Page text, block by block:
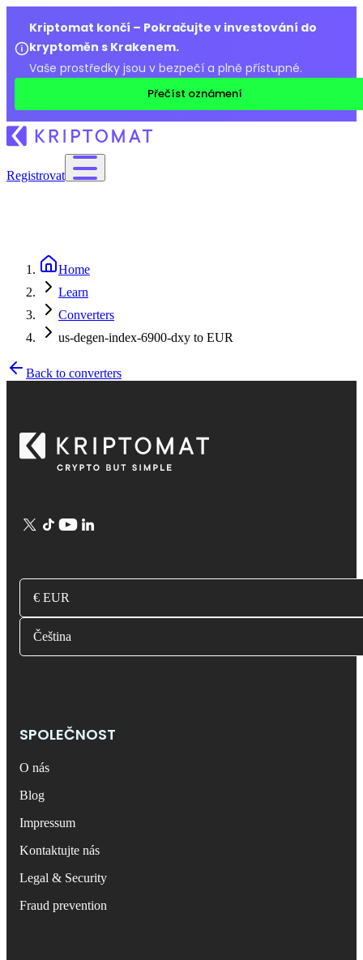
Kriptomat končí – Pokračujte v investování do
kryptoměn s Krakenem.
Vaše prostředky jsou v bezpečí a plně přístupné.
Přečíst oznámení
Registrovat
Home
Learn
Converters
us-degen-index-6900-dxy to EUR
Back to converters
€ EUR
Čeština
SPOLEČNOST
O nás
Blog
Impressum
Kontaktujte nás
Legal & Security
Fraud prevention